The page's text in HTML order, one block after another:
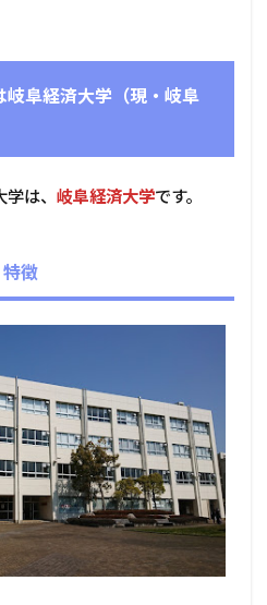
岐阜経済大学（現・岐阜
は、 岐阜経済大学です。
徴